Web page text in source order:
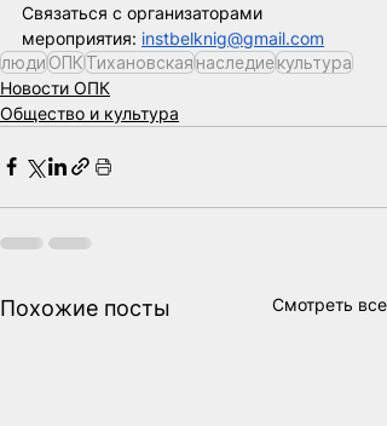
Связаться с организаторами
мероприятия: instbelknig@gmail.com
людиОПКТихановскаянаследиекультура
Новости ОПК
Общество и культура
Похожие посты Смотреть все